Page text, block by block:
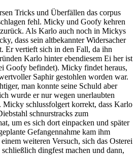
Tricks und Überfällen das corpus
fehl. Micky und Goofy kehren
Als Karlo auch noch in Mickys
dass sein altbekannter Widersacher
Er vertieft sich in den Fall, da ihn
Karlo hinter ebendiesem Ei her ist
Goofy befindet). Micky findet heraus,
Saphir gestohlen worden war.
man konnte seine Schuld aber
wurde er nur wegen unerlaubten
Micky schlussfolgert korrekt, dass Karlo
schnurstracks zum
um es sich dort einpacken und später
Gefangennahme kam ihm
weiteren Versuch, sich das Osterei
dingfest machen und dann,